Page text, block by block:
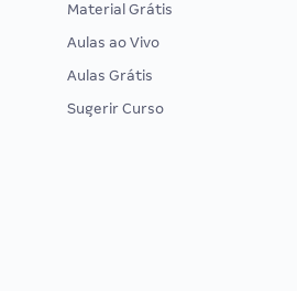
Material Grátis
Aulas ao Vivo
Aulas Grátis
Sugerir Curso